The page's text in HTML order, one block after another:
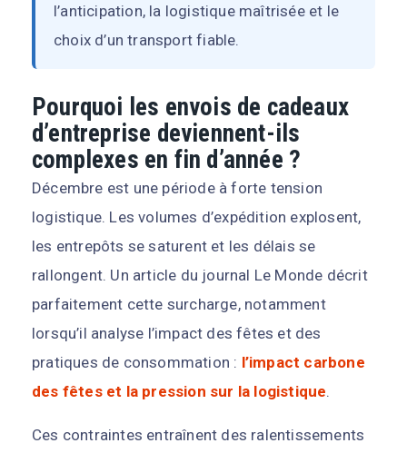
l’anticipation, la logistique maîtrisée et le
choix d’un transport fiable.
Pourquoi les envois de cadeaux
d’entreprise deviennent-ils
complexes en fin d’année ?
Décembre est une période à forte tension
logistique. Les volumes d’expédition explosent,
les entrepôts se saturent et les délais se
rallongent. Un article du journal Le Monde décrit
parfaitement cette surcharge, notamment
lorsqu’il analyse l’impact des fêtes et des
pratiques de consommation : l’impact carbone
des fêtes et la pression sur la logistique.
Ces contraintes entraînent des ralentissements